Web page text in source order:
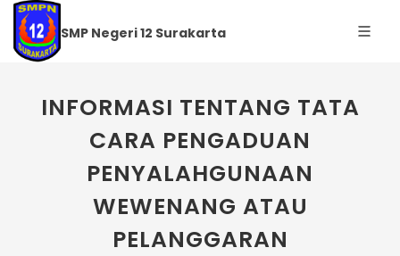
SMP Negeri 12 Surakarta
INFORMASI TENTANG TATA
CARA PENGADUAN
PENYALAHGUNAAN
WEWENANG ATAU
PELANGGARAN